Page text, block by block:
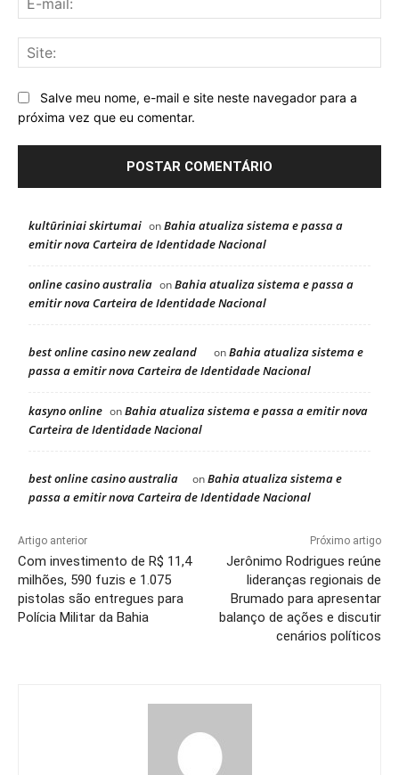
Salve meu nome, e-mail e site neste navegador para a
próxima vez que eu comentar.
kultūriniai skirtumai onBahia atualiza sistema e passa a
emitir nova Carteira de Identidade Nacional
online casino australia onBahia atualiza sistema e passa a
emitir nova Carteira de Identidade Nacional
best online casino new zealand onBahia atualiza sistema e
passa a emitir nova Carteira de Identidade Nacional
kasyno online onBahia atualiza sistema e passa a emitir nova
Carteira de Identidade Nacional
best online casino australia onBahia atualiza sistema e
passa a emitir nova Carteira de Identidade Nacional
Artigo anterior
Com investimento de R$ 11,4
milhões, 590 fuzis e 1.075
pistolas são entregues para
Polícia Militar da Bahia
Próximo artigo
Jerônimo Rodrigues reúne
lideranças regionais de
Brumado para apresentar
balanço de ações e discutir
cenários políticos